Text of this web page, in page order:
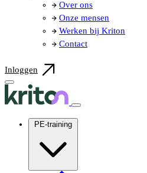
Over ons
Onze mensen
Werken bij Kriton
Contact
Inloggen
PE-training